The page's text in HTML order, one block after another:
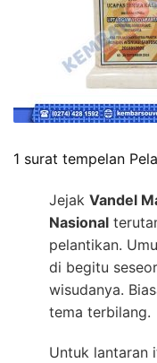
1 surat tempelan
Jejak Vandel
Nasional
pelantikan.
di begitu
wisudanya.
tema terbilang.
Untuk lantaran